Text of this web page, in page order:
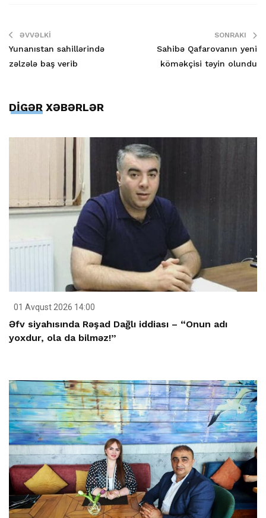
ƏVVƏLKI
Yunanıstan sahillərində
zəlzələ baş verib
SONRAKI
Sahibə Qafarovanın yeni
köməkçisi təyin olundu
DİGƏR XƏBƏRLƏR
01 Avqust 2026 14:00
Əfv siyahısında Rəşad Dağlı iddiası – “Onun adı
yoxdur, ola da bilməz!”